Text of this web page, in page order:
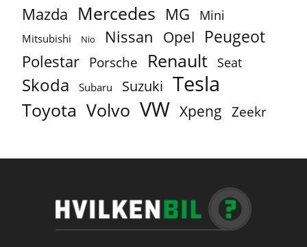
Mazda Mercedes MG Mini
Mitsubishi Nio Nissan Opel Peugeot
Polestar Porsche Renault Seat
Skoda Subaru Suzuki Tesla
Toyota Volvo VW Xpeng Zeekr